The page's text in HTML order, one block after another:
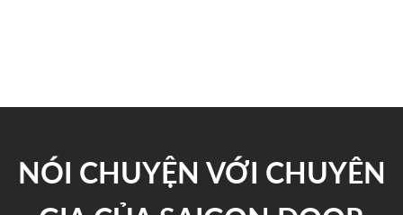
NÓI CHUYỆN VỚI CHUYÊN